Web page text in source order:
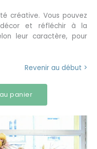
créative. Vous pouvez
et réfléchir à la
leur caractère, pour
Revenir au début >
panier